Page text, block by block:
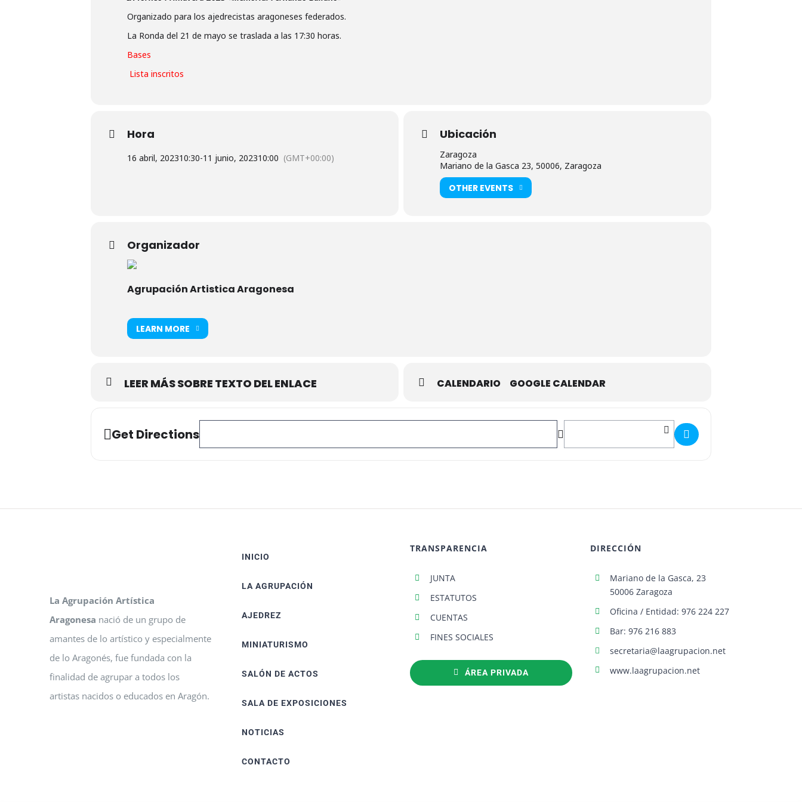
Organizado para los ajedrecistas aragoneses federados.
La Ronda del 21 de mayo se traslada a las 17:30 horas.
Bases
Lista inscritos
Hora
16 abril, 202310:30-11 junio, 202310:00 (GMT+00:00)
Ubicación
Zaragoza
Mariano de la Gasca 23, 50006, Zaragoza
OTHER EVENTS
Organizador
Agrupación Artistica Aragonesa
LEARN MORE
LEER MÁS SOBRE TEXTO DEL ENLACE CALENDARIO GOOGLE CALENDAR
Get Directions Destination Address - IX Torneo Primavera 2023 "Memorial
La Agrupación Artística
Aragonesa nació de un grupo de
amantes de lo artístico y especialmente
de lo Aragonés, fue fundada con la
finalidad de agrupar a todos los
artistas nacidos o educados en Aragón.
INICIO
LA AGRUPACIÓN
AJEDREZ
MINIATURISMO
SALÓN DE ACTOS
SALA DE EXPOSICIONES
NOTICIAS
CONTACTO
TRANSPARENCIA
JUNTA
ESTATUTOS
CUENTAS
FINES SOCIALES
ÁREA PRIVADA
DIRECCIÓN
Mariano de la Gasca, 23
50006 Zaragoza
Oficina / Entidad: 976 224 227
Bar: 976 216 883
secretaria@laagrupacion.net
www.laagrupacion.net